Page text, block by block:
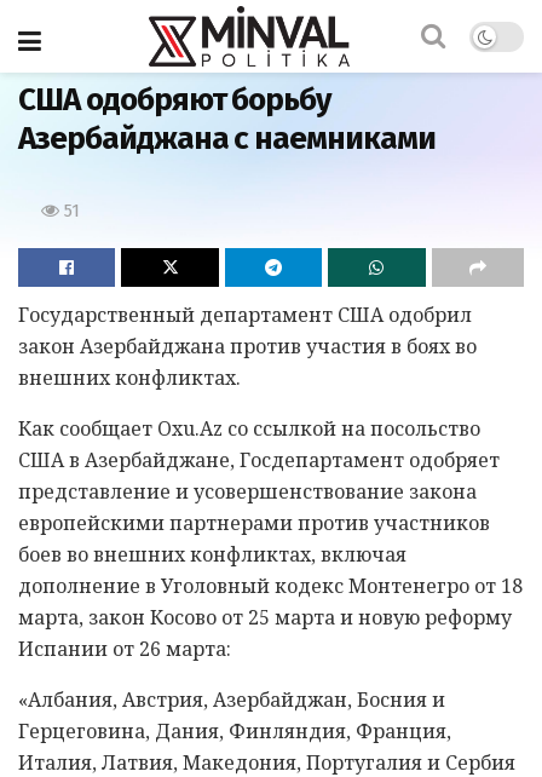
Главная
США одобряют борьбу
Азербайджана с наемниками
51
Государственный департамент США одобрил
закон Азербайджана против участия в боях во
внешних конфликтах.
Как сообщает Oxu.Az со ссылкой на посольство
США в Азербайджане, Госдепартамент одобряет
представление и усовершенствование закона
европейскими партнерами против участников
боев во внешних конфликтах, включая
дополнение в Уголовный кодекс Монтенегро от 18
марта, закон Косово от 25 марта и новую реформу
Испании от 26 марта:
«Албания, Австрия, Азербайджан, Босния и
Герцеговина, Дания, Финляндия, Франция,
Италия, Латвия, Македония, Португалия и Сербия